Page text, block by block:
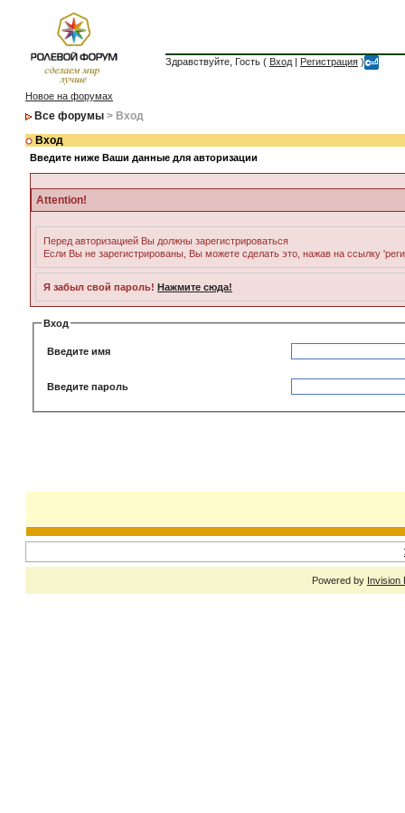
Здравствуйте, Гость ( Вход | Регистрация )
Новое на форумах
Все форумы > Вход
Вход
Введите ниже Ваши данные для авторизации
Attention!
Перед авторизацией Вы должны зарегистрироваться
Если Вы не зарегистрированы, Вы можете сделать это, нажав на ссылку
Я забыл свой пароль! Нажмите сюда!
Вход
Введите имя
Введите пароль
Powered by Invision